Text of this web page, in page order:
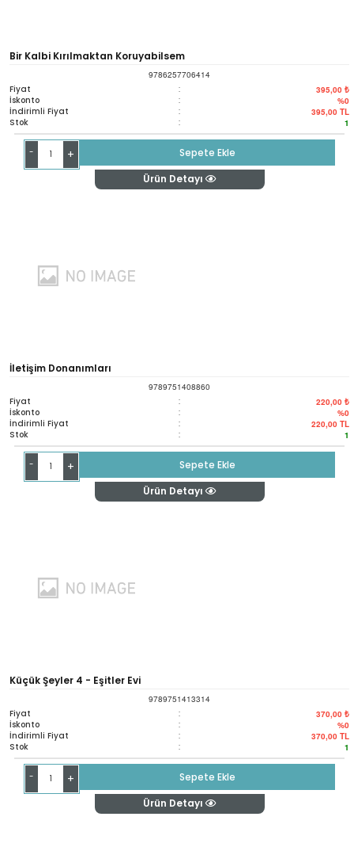
Bir Kalbi Kırılmaktan Koruyabilsem
9786257706414
Fiyat : 395,00 ₺
İskonto : %0
İndirimli Fiyat : 395,00 TL
Stok : 1
- +
Sepete Ekle
Ürün Detayı
İletişim Donanımları
9789751408860
Fiyat : 220,00 ₺
İskonto : %0
İndirimli Fiyat : 220,00 TL
Stok : 1
- +
Sepete Ekle
Ürün Detayı
Küçük Şeyler 4 - Eşitler Evi
9789751413314
Fiyat : 370,00 ₺
İskonto : %0
İndirimli Fiyat : 370,00 TL
Stok : 1
- +
Sepete Ekle
Ürün Detayı